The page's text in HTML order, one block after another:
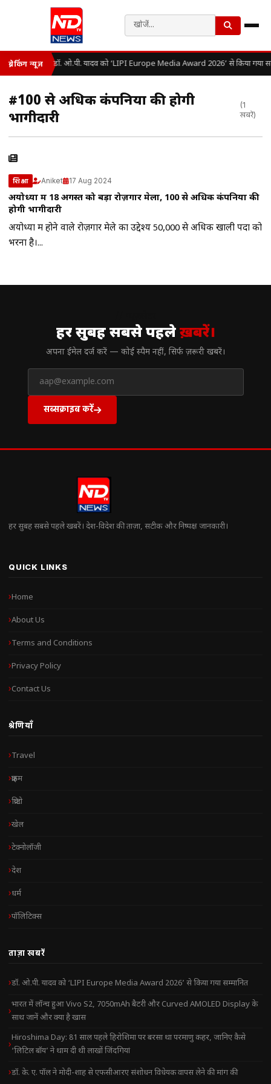
ब्रेकिंग न्यूज़ डॉ. ओ.पी. यादव को ‘LIPI Europe Media Award 2026’ से किया गया
#100 से अधिक कंपनियों की होगी
भागीदारी
(1
खबरें)
शिक्षा Aniket 17 Aug 2024
अयोध्या में 18 अगस्त को बड़ा रोज़गार मेला, 100 से अधिक कंपनियों की
होगी भागीदारी
अयोध्या में होने वाले रोज़गार मेले का उद्देश्य 50,000 से अधिक खाली पदों को
भरना है।...
हर सुबह सबसे पहलेख़बरें।
अपना ईमेल दर्ज करें — कोई स्पैम नहीं, सिर्फ ज़रूरी खबरें।
सब्सक्राइब करें
हर सुबह सबसे पहले खबरें। देश-विदेश की ताज़ा, सटीक और निष्पक्ष जानकारी।
QUICK LINKS
Home
About Us
Terms and Conditions
Privacy Policy
Contact Us
श्रेणियाँ
Travel
क्राइम
क्रिप्टो
खेल
टेक्नोलॉजी
देश
धर्म
पॉलिटिक्स
ताज़ा खबरें
डॉ. ओ.पी. यादव को ‘LIPI Europe Media Award 2026’ से किया गया सम्मानित
भारत में लॉन्च हुआ Vivo S2, 7050mAh बैटरी और Curved AMOLED Display के
साथ जानें और क्या है खास
Hiroshima Day: 81 साल पहले हिरोशिमा पर बरसा था परमाणु कहर, जानिए कैसे
‘लिटिल बॉय’ ने थाम दी थी लाखों जिंदगियां
डॉ. के. ए. पॉल ने मोदी-शाह से एफसीआरए संशोधन विधेयक वापस लेने की मांग की